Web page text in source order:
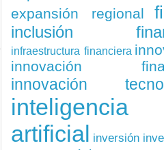
expansión regional
inclusión
infraestructura financiera
innovación
innovación
inteligencia
artificial inversión